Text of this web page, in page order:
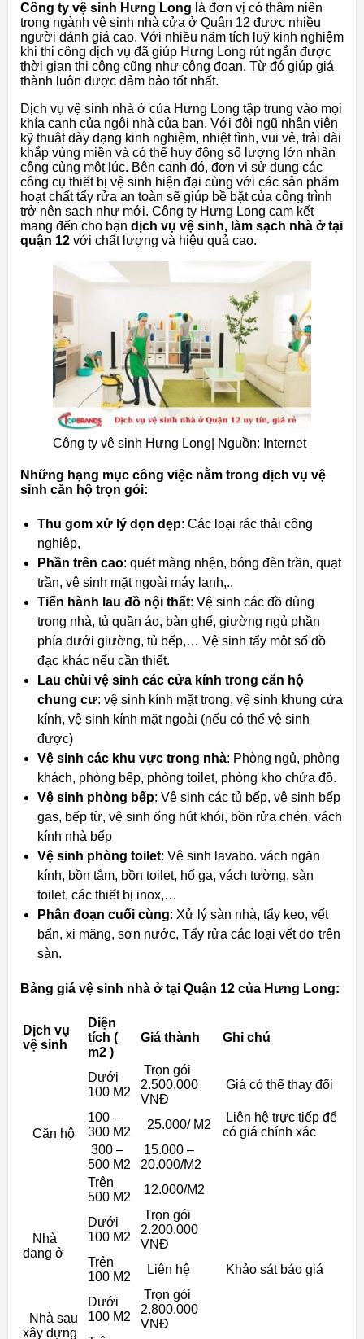
Công ty vệ sinh Hưng Long là đơn vị có thâm niên
trong ngành vệ sinh nhà cửa ở Quận 12 được nhiều
người đánh giá cao. Với nhiều năm tích luỹ kinh nghiệm
khi thi công dịch vụ đã giúp Hưng Long rút ngắn được
thời gian thi công cũng như công đoạn. Từ đó giúp giá
thành luôn được đảm bảo tốt nhất.
Dịch vụ vệ sinh nhà ở của Hưng Long tập trung vào mọi
khía cạnh của ngôi nhà của bạn. Với đội ngũ nhân viên
kỹ thuật dày dạng kinh nghiệm, nhiệt tình, vui vẻ, trải dài
khắp vùng miền và có thể huy động số lượng lớn nhân
công cùng một lúc. Bên cạnh đó, đơn vị sử dụng các
công cụ thiết bị vệ sinh hiện đại cùng với các sản phẩm
hoạt chất tẩy rửa an toàn sẽ giúp bề bặt của công trình
trở nên sạch như mới. Công ty Hưng Long cam kết
mang đến cho bạn dịch vụ vệ sinh, làm sạch nhà ở tại
quận 12 với chất lượng và hiệu quả cao.
Công ty vệ sinh Hưng Long| Nguồn: Internet
Những hạng mục công việc nằm trong dịch vụ vệ
sinh căn hộ trọn gói:
Thu gom xử lý dọn dẹp: Các loại rác thải công
nghiệp,
Phần trên cao: quét màng nhện, bóng đèn trần, quạt
trần, vệ sinh mặt ngoài máy lanh,..
Tiến hành lau đồ nội thất: Vệ sinh các đồ dùng
trong nhà, tủ quần áo, bàn ghế, giường ngủ phần
phía dưới giường, tủ bếp,… Vệ sinh tẩy một số đồ
đạc khác nếu cần thiết.
Lau chùi vệ sinh các cửa kính trong căn hộ
chung cư: vệ sinh kính mặt trong, vệ sinh khung cửa
kính, vệ sinh kính mặt ngoài (nếu có thể vệ sinh
được)
Vệ sinh các khu vực trong nhà: Phòng ngủ, phòng
khách, phòng bếp, phòng toilet, phòng kho chứa đồ.
Vệ sinh phòng bếp: Vệ sinh các tủ bếp, vệ sinh bếp
gas, bếp từ, vệ sinh ống hút khói, bồn rửa chén, vách
kính nhà bếp
Vệ sinh phòng toilet: Vệ sinh lavabo. vách ngăn
kính, bồn tắm, bồn toilet, hố ga, vách tường, sàn
toilet, các thiết bị inox,…
Phân đoạn cuối cùng: Xử lý sàn nhà, tẩy keo, vết
bẩn, xi măng, sơn nước, Tẩy rửa các loại vết dơ trên
sàn.
Bảng giá vệ sinh nhà ở tại Quận 12 của Hưng Long:
Dịch vụ
vệ sinh
Diện
tích (
m2 )
Giá thành Ghi chú
Căn hộ
Dưới
100 M2
Trọn gói
2.500.000
VNĐ
Giá có thể thay đổi
100 –
300 M2
25.000/ M2
Liên hệ trực tiếp để
có giá chính xác
300 –
500 M2
15.000 –
20.000/M2
Trên
500 M2
12.000/M2
Nhà
đang ở
Dưới
100 M2
Trọn gói
2.200.000
VNĐ
Trên
100 M2
Liên hệ Khảo sát báo giá
Nhà sau
xây dựng
Dưới
100 M2
Trọn gói
2.800.000
VNĐ